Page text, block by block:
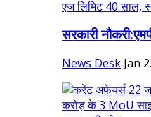
सरकारी
News Desk Jan